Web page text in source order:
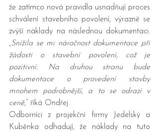
že zatímco nová pravidla usnadňují proces
schválení stavebního povolení, výrazně se
zvýší náklady na následnou dokumentaci.
„Snížila se mi náročnost dokumentace při
žádosti o stavební povolení, což je
pozitivní. Na druhou stranu bude
dokumentace o provedení stavby
mnohem podrobnější, a to se odrazí v
ceně, “ říká Ondřej.
Odborníci z projekční firmy Jedelský a
Kuběnka odhadují, že náklady na tuto